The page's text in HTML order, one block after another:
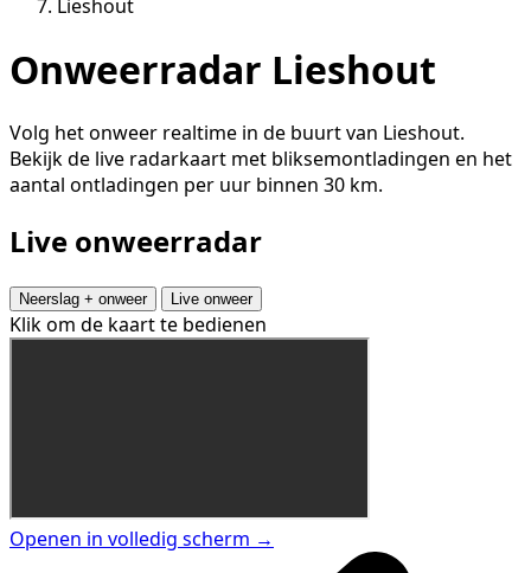
Lieshout
Onweerradar Lieshout
Volg het onweer realtime in de buurt van Lieshout.
Bekijk de live radarkaart met bliksemontladingen en het
aantal ontladingen per uur binnen 30 km.
Live onweerradar
Neerslag + onweer Live onweer
Klik om de kaart te bedienen
Openen in volledig scherm →